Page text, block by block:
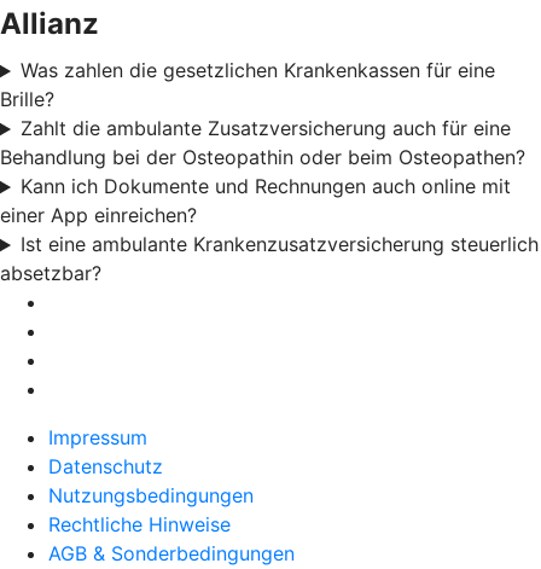
Allianz
Was zahlen die gesetzlichen Krankenkassen für eine
Brille?
Zahlt die ambulante Zusatzversicherung auch für eine
Behandlung bei der Osteopathin oder beim Osteopathen?
Kann ich Dokumente und Rechnungen auch online mit
einer App einreichen?
Ist eine ambulante Krankenzusatzversicherung steuerlich
absetzbar?
Impressum
Datenschutz
Nutzungsbedingungen
Rechtliche Hinweise
AGB & Sonderbedingungen